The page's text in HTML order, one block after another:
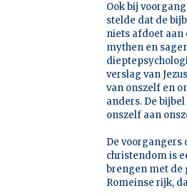
Ook bij
stelde dat de
niets afdoet aan
mythen en
verslag van
van onszelf en
anders. De
onszelf aan
De voorgangers
christendom is
brengen met de
Romeinse rijk,